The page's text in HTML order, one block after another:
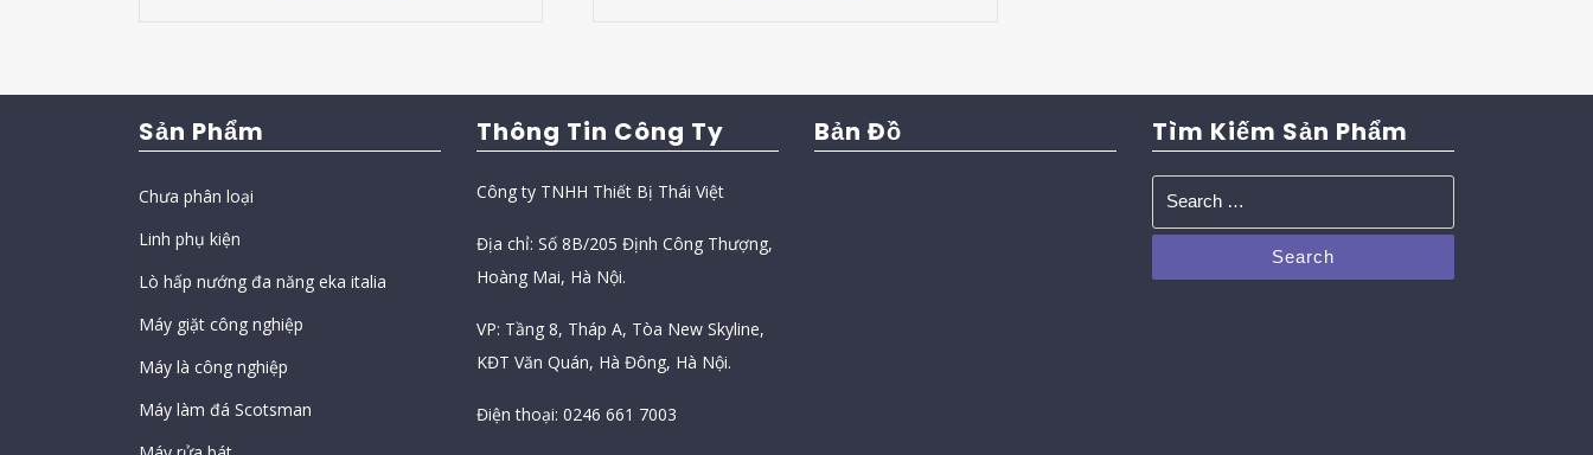
Sản Phẩm
Chưa phân loại
Linh phụ kiện
Lò hấp nướng đa năng eka italia
Máy giặt công nghiệp
Máy là công nghiệp
Máy làm đá Scotsman
Thông Tin Công Ty
Công ty TNHH Thiết Bị Thái Việt
Địa chỉ: Số 8B/205 Định Công Thượng,
Hoàng Mai, Hà Nội.
VP: Tầng 8, Tháp A, Tòa New Skyline,
KĐT Văn Quán, Hà Đông, Hà Nội.
Điện thoại: 0246 661 7003
Bản Đồ Tìm Kiếm Sản Phẩm
Search